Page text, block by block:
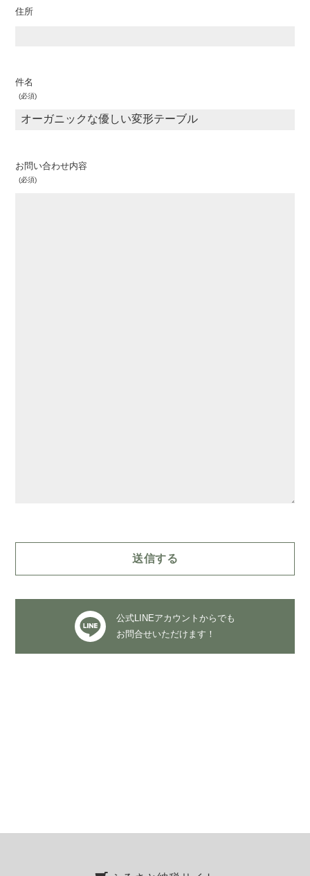
住所
件名
お問い合わせ内容
公式LINEアカウントからでも
お問合せいただけます！